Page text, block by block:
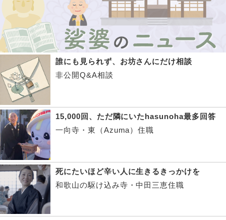
誰にも見られず、お坊さんにだけ相談
非公開Q&A相談
15,000回、ただ隣にいたhasunoha最多回答
一向寺・東（Azuma）住職
死にたいほど辛い人に生きるきっかけを
和歌山の駆け込み寺・中田三恵住職